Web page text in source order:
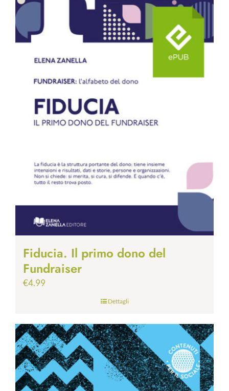
Fiducia. Il primo dono del
Fundraiser
€4.99
Dettagli